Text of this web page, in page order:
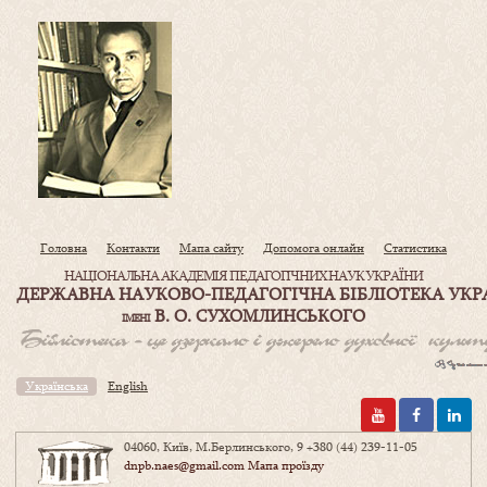
Головна Контакти Мапа сайту Допомога онлайн Статистика
НАЦІОНАЛЬНА АКАДЕМІЯ ПЕДАГОГІЧНИХ НАУК УКРАЇНИ
ДЕРЖАВНА НАУКОВО-ПЕДАГОГІЧНА БІБЛІОТЕКА
ІМЕНІВ. О. СУХОМЛИНСЬКОГО
Українська English
04060, Київ, М.Берлинського, 9+380 (44) 239-11-05
dnpb.naes@gmail.comМапа проїзду